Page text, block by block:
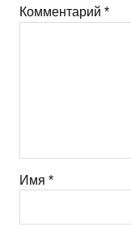
Комментарий *
Имя *